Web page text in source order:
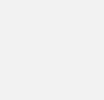
при добавлении или
WebFilter ISA/TMG
оказывается
представлены
технология отвечает